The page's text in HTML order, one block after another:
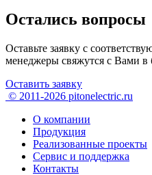
Остались вопросы
Оставьте заявку с
менеджеры свяжутся с Вами
Оставить заявку
© 2011-2026 pitonelectric.ru
О компании
Продукция
Реализованные проекты
Сервис и поддержка
Контакты